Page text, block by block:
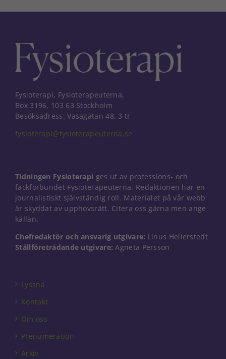
Fysioterapi, Fysioterapeuterna,
Box 3196, 103 63 Stockholm
Besöksadress: Vasagatan 48, 3 tr
fysioterapi@fysioterapeuterna.se
Tidningen Fysioterapi ges ut av professions- och
fackförbundet Fysioterapeuterna. Redaktionen har en
journalistiskt självständig roll. Materialet på vår webb
är skyddat av upphovsrätt. Citera oss gärna men ange
källan.
Chefredaktör och ansvarig utgivare: Linus Hellerstedt
Ställföreträdande utgivare: Agneta Persson
Lyssna
Kontakt
Om oss
Prenumeration
Arkiv
Dessa kakor
går inte att
välja bort. De
behövs för
att hemsidan
taget ska
fungera.